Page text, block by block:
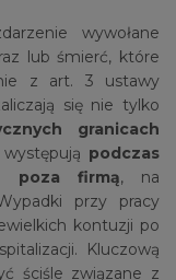
wywołane
lub śmierć, które
z art. 3 ustawy
się nie tylko
granicach
podczas
poza firmą, na
przy pracy
kontuzji po
Kluczową
ściśle związane z